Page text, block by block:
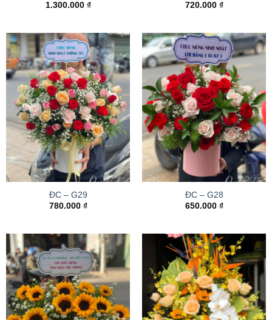
1.300.000 ₫
720.000 ₫
ĐC – G29
780.000 ₫
ĐC – G28
650.000 ₫